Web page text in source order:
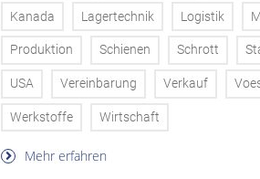
Kanada Lagertechnik Logistik
Produktion Schienen Schrott
USA Vereinbarung Verkauf
Werkstoffe Wirtschaft
Mehr erfahren